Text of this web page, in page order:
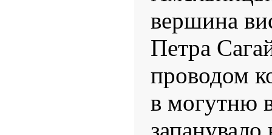
вершина
Петра
проводом
в могутню